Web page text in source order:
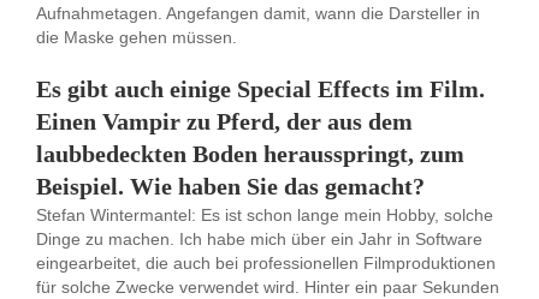
Aufnahmetagen. Angefangen damit, wann die Darsteller in
die Maske gehen müssen.
Es gibt auch einige Special Effects im Film.
Einen Vampir zu Pferd, der aus dem
laubbedeckten Boden herausspringt, zum
Beispiel. Wie haben Sie das gemacht?
Stefan Wintermantel: Es ist schon lange mein Hobby, solche
Dinge zu machen. Ich habe mich über ein Jahr in Software
eingearbeitet, die auch bei professionellen Filmproduktionen
für solche Zwecke verwendet wird. Hinter ein paar Sekunden